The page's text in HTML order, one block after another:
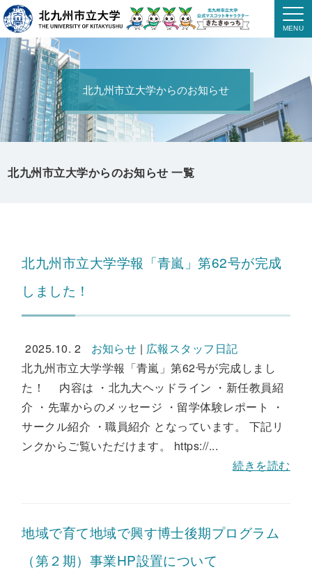
北九州市立大学からのお知らせ
北九州市立大学からのお知らせ 一覧
北九州市立大学学報「青嵐」第62号が完成
しました！
2025.10. 2 お知らせ | 広報スタッフ日記
北九州市立大学学報「青嵐」第62号が完成しまし
た！ 内容は ・北九大ヘッドライン ・新任教員紹
介 ・先輩からのメッセージ ・留学体験レポート ・
サークル紹介 ・職員紹介 となっています。 下記リ
ンクからご覧いただけます。 https://...
続きを読む
地域で育て地域で興す博士後期プログラム
（第２期）事業HP設置について